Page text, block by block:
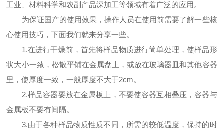
工业、材料科学和农副产品深加工等领域有着广泛的应用。
为保证国产的使用效果，操作人员在使用前需要了解一些核
心使用技巧，下面我们就来分享一些。
1.在进行干燥前，首先将样品物质进行简单处理，使样品形
状大小一致，松散平铺在金属盘上，或放在玻璃器皿和其他容器
里，使厚度一致，一般厚度不大于2cm。
2.样品容器要放在金属板上，不要使容器互相叠压，容器与
金属板不要有间隔。
3.由于各种样品物质性质不同，所需的较低温度，保持的时